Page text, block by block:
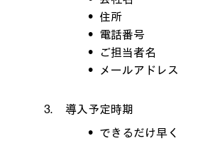
住所
電話番号
ご担当者名
メールアドレス
導入予定時期
できるだけ早く